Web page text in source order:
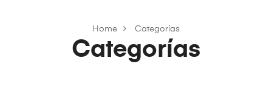
Home Categorías
Categorías